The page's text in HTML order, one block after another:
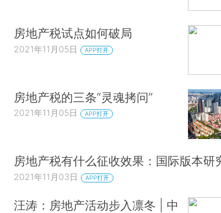
房地产税试点如何破局
2021年11月05日 APP打开
房地产税的三条“灵魂拷问”
2021年11月05日 APP打开
房地产税有什么征收效果：国际版本研
2021年11月03日 APP打开
汪涛：房地产活动步入凛冬 | 中